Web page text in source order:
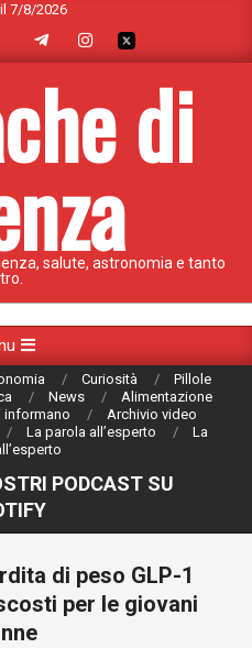
7/8/2026
di
salute, astronomia e tanto
Curiosità
Pillole
News
Alimentazione
informano
Archivio video
La parola all’esperto
La
PODCAST SU
di peso GLP-1
per le giovani